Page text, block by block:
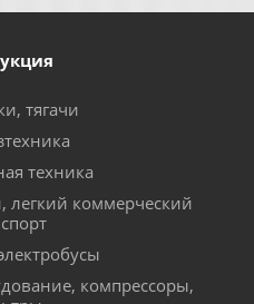
тягачи
техника
легкий коммерческий
компрессоры,